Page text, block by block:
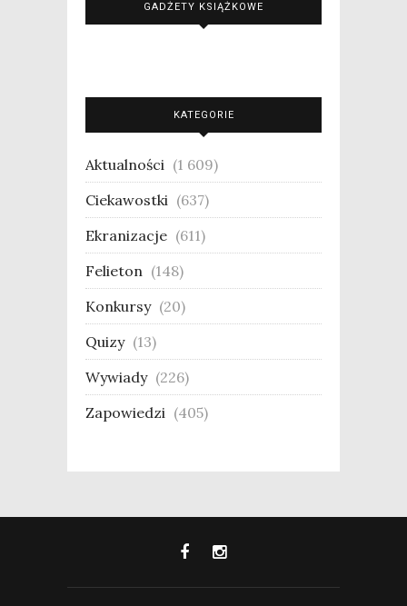
GADŻETY KSIĄŻKOWE
KATEGORIE
Aktualności (1 609)
Ciekawostki (637)
Ekranizacje (611)
Felieton (148)
Konkursy (20)
Quizy (13)
Wywiady (226)
Zapowiedzi (405)